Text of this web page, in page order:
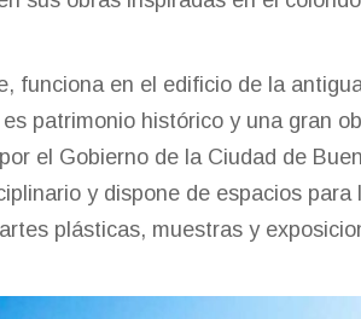
funciona en el edificio de la
patrimonio histórico y una gran
el Gobierno de la Ciudad de
y dispone de espacios
plásticas, muestras y